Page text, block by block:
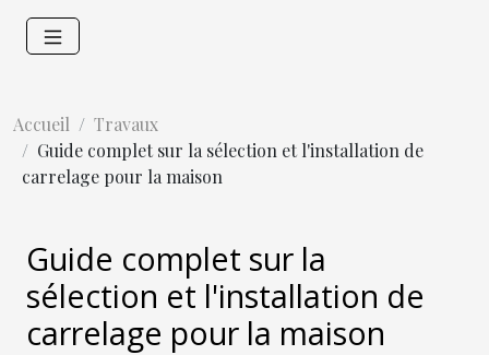
Accueil
Travaux
Guide complet sur la sélection et l'installation de
carrelage pour la maison
Guide complet sur la
sélection et l'installation de
carrelage pour la maison